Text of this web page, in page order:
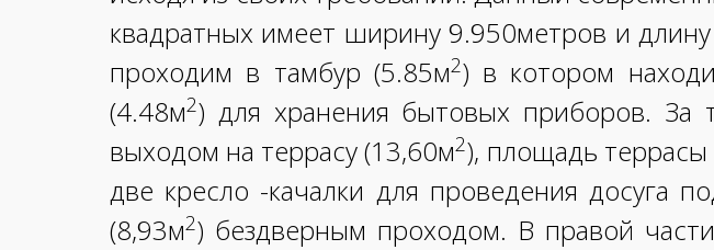
квадратных имеет ширину 9.950метров и
проходим в тамбур (5.85м2) в котором
(4.48м2) для хранения бытовых приборов. За
выходом на террасу (13,60м2), площадь террасы
две кресло -качалки для проведения досуга
(8,93м2) бездверным проходом. В правой